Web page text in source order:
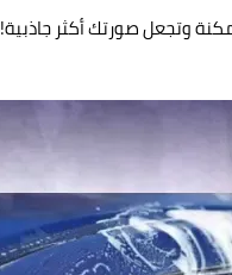
وتجعل صورتك أكثر جاذبية!